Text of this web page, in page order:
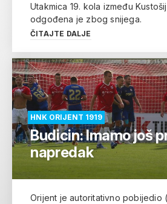
Utakmica 19. kola između
odgođena je zbog snijega.
ČITAJTE DALJE
HNK ORIJENT 1919
Budicin: Imamo još
napredak
Orijent je autoritativno pobijedio